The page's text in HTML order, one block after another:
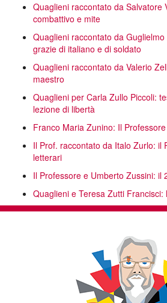
Quaglieni raccontato da Salvatore
combattivo e mite
Quaglieni raccontato da
grazie di italiano e di soldato
Quaglieni raccontato da Valerio
maestro
Quaglieni per Carla Zullo Piccoli:
lezione di libertà
Franco Maria Zunino: Il
Il Prof. raccontato da Italo Zurlo: il
letterari
Il Professore e Umberto Zussini: il
Quaglieni e Teresa Zutti Francisci: